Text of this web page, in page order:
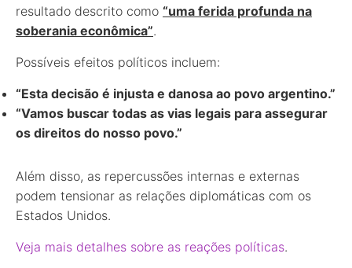
resultado descrito como “uma ferida profunda na
soberania econômica”.
Possíveis efeitos políticos incluem:
“Esta decisão é injusta e danosa ao povo argentino.”
“Vamos buscar todas as vias legais para assegurar
os direitos do nosso povo.”
Além disso, as repercussões internas e externas
podem tensionar as relações diplomáticas com os
Estados Unidos.
Veja mais detalhes sobre as reações políticas.